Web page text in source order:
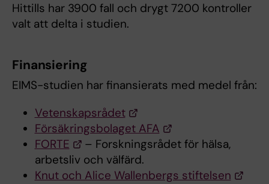
Hittills har 3900 fall och drygt 7200 kontroller
valt att delta i studien.
Finansiering
EIMS-studien har finansierats med medel från:
Vetenskapsrådet
​
Försäkringsbolaget AFA
FORTE
– Forskningsrådet för hälsa,
arbetsliv och välfärd.
Knut och Alice Wallenbergs stiftelsen